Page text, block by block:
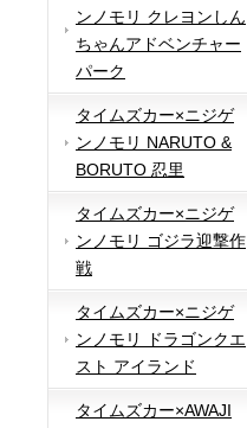
ンノモリ クレヨンしん
ちゃんアドベンチャー
パーク
タイムズカー×ニジゲ
ンノモリ NARUTO &
BORUTO 忍里
タイムズカー×ニジゲ
ンノモリ ゴジラ迎撃作
戦
タイムズカー×ニジゲ
ンノモリ ドラゴンクエ
スト アイランド
タイムズカー×AWAJI